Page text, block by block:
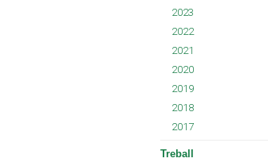
2023
2022
2021
2020
2019
2018
2017
Treball